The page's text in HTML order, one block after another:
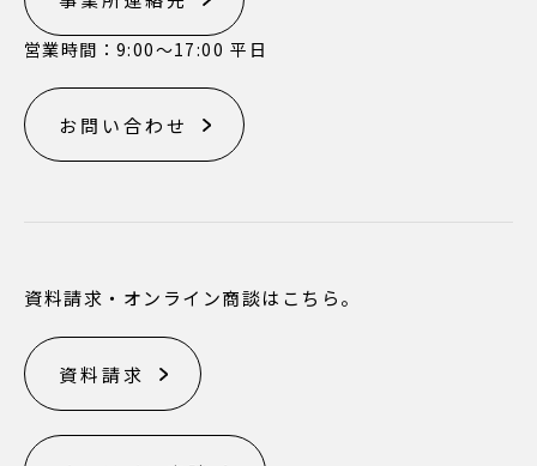
営業時間：9:00〜17:00 平日
お問い合わせ
資料請求・オンライン商談はこちら。
資料請求